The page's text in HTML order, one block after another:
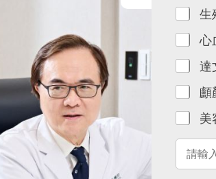
生
心
達
顱
美